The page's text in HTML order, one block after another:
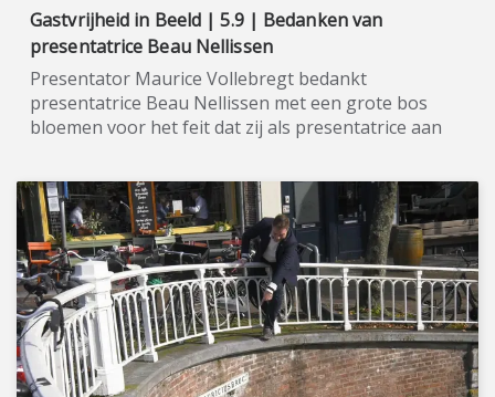
Gastvrijheid in Beeld | 5.9 | Bedanken van
presentatrice Beau Nellissen
Presentator Maurice Vollebregt bedankt
presentatrice Beau Nellissen met een grote bos
bloemen voor het feit dat zij als presentatrice aan
★★★★★ Gastvrijheid in Beeld (SBS6) is hét tv-
programma voor horeca-minnend Nederland.
Wekelijks nemen we een kijkje vóór en achter de
schermen bij bijzondere ondernemingen uit de
wereld van de gastvrijheid, zoals hotels, B&B's,
restaurants en reisorganisaties. We bezoeken in
iedere aflevering een ander deel van het land.
Gastvrijheid in Beeld wordt gepresenteerd door uw
gastheer Maurice Vollebregt en uw gastvrouw Beau